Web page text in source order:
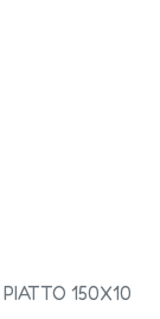
150X10